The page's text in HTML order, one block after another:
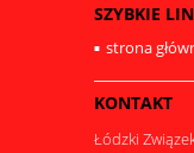
SZYBKIE
strona
KONTAKT
Łódzki